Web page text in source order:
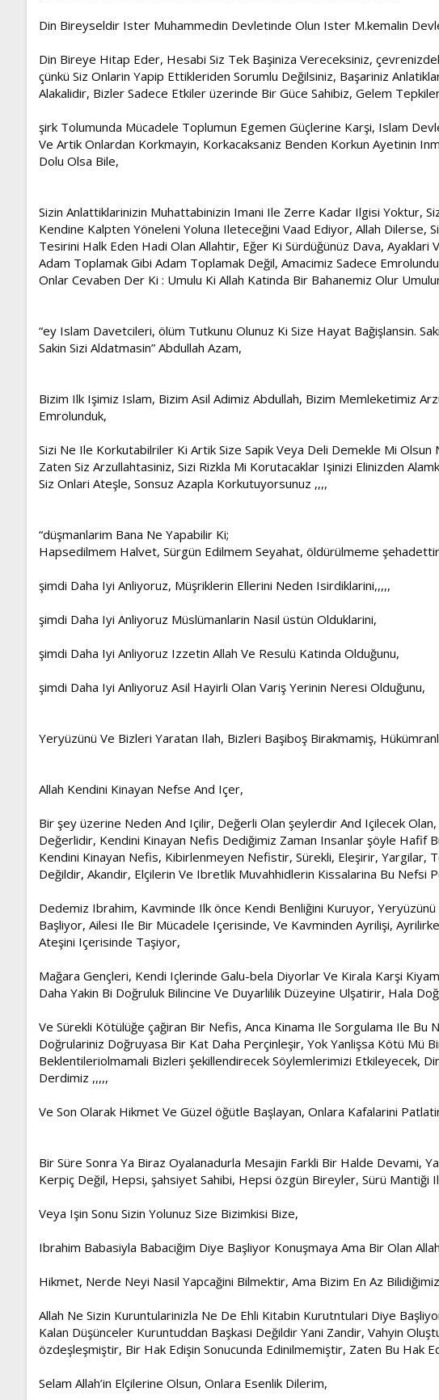
Din Bireyseldir Ister Muhammedin Devletinde Olun Ister M.kemalin
Din Bireye Hitap Eder, Hesabi Siz Tek Başiniza Vereceksiniz,
çünkü Siz Onlarin Yapip Ettikleriden Sorumlu Değilsiniz, Başariniz
Alakalidir, Bizler Sadece Etkiler üzerinde Bir Güce Sahibiz, Gelem
şirk Tolumunda Mücadele Toplumun Egemen Güçlerine Karşi, Islam
Ve Artik Onlardan Korkmayin, Korkacaksaniz Benden Korkun Ayetinin
Dolu Olsa Bile,
Sizin Anlattiklarinizin Muhattabinizin Imani Ile Zerre Kadar Ilgisi Yoktur,
Kendine Kalpten Yöneleni Yoluna Ileteceğini Vaad Ediyor, Allah Dilerse,
Tesirini Halk Eden Hadi Olan Allahtir, Eğer Ki Sürdüğünüz Dava,
Adam Toplamak Gibi Adam Toplamak Değil, Amacimiz Sadece
Onlar Cevaben Der Ki : Umulu Ki Allah Katinda Bir Bahanemiz Olur
“ey Islam Davetcileri, ölüm Tutkunu Olunuz Ki Size Hayat Bağişlansin.
Sakin Sizi Aldatmasin” Abdullah Azam,
Bizim Ilk Işimiz Islam, Bizim Asil Adimiz Abdullah, Bizim Memleketimiz
Emrolunduk,
Sizi Ne Ile Korkutabilriler Ki Artik Size Sapik Veya Deli Demekle Mi
Zaten Siz Arzullahtasiniz, Sizi Rizkla Mi Korutacaklar Işinizi Elinizden
Siz Onlari Ateşle, Sonsuz Azapla Korkutuyorsunuz ,,,,
“düşmanlarim Bana Ne Yapabilir Ki;
Hapsedilmem Halvet, Sürgün Edilmem Seyahat, öldürülmeme
şimdi Daha Iyi Anliyoruz, Müşriklerin Ellerini Neden Isirdiklarini,,,,,
şimdi Daha Iyi Anliyoruz Müslümanlarin Nasil üstün Olduklarini,
şimdi Daha Iyi Anliyoruz Izzetin Allah Ve Resulü Katinda Olduğunu,
şimdi Daha Iyi Anliyoruz Asil Hayirli Olan Variş Yerinin Neresi Olduğunu,
Yeryüzünü Ve Bizleri Yaratan Ilah, Bizleri Başiboş Birakmamiş,
Allah Kendini Kinayan Nefse And Içer,
Bir şey üzerine Neden And Içilir, Değerli Olan şeylerdir And Içilecek
Değerlidir, Kendini Kinayan Nefis Dediğimiz Zaman Insanlar şöyle Hafif
Kendini Kinayan Nefis, Kibirlenmeyen Nefistir, Sürekli, Eleşirir, Yargilar,
Değildir, Akandir, Elçilerin Ve Ibretlik Muvahhidlerin Kissalarina Bu Nefsi
Dedemiz Ibrahim, Kavminde Ilk önce Kendi Benliğini Kuruyor,
Başliyor, Ailesi Ile Bir Mücadele Içerisinde, Ve Kavminden Ayrilişi,
Ateşini Içerisinde Taşiyor,
Mağara Gençleri, Kendi Içlerinde Galu-bela Diyorlar Ve Kirala Karşi
Daha Yakin Bi Doğruluk Bilincine Ve Duyarlilik Düzeyine Ulşatirir, Hala
Ve Sürekli Kötülüğe çağiran Bir Nefis, Anca Kinama Ile Sorgulama Ile
Doğrulariniz Doğruyasa Bir Kat Daha Perçinleşir, Yok Yanlişsa Kötü Mü
Beklentileriolmamali Bizleri şekillendirecek Söylemlerimizi Etkileyecek,
Derdimiz ,,,,,
Ve Son Olarak Hikmet Ve Güzel öğütle Başlayan, Onlara Kafalarini
Bir Süre Sonra Ya Biraz Oyalanadurla Mesajin Farkli Bir Halde Devami,
Kerpiç Değil, Hepsi, şahsiyet Sahibi, Hepsi özgün Bireyler, Sürü Mantiği
Veya Işin Sonu Sizin Yolunuz Size Bizimkisi Bize,
Ibrahim Babasiyla Babaciğim Diye Başliyor Konuşmaya Ama Bir Olan
Hikmet, Nerde Neyi Nasil Yapcağini Bilmektir, Ama Bizim En Az
Allah Ne Sizin Kuruntularinizla Ne De Ehli Kitabin Kurutntulari Diye
Kalan Düşünceler Kuruntuddan Başkasi Değildir Yani Zandir, Vahyin
özdeşleşmiştir, Bir Hak Edişin Sonucunda Edinilmemiştir, Zaten Bu Hak
Selam Allah’in Elçilerine Olsun, Onlara Esenlik Dilerim,